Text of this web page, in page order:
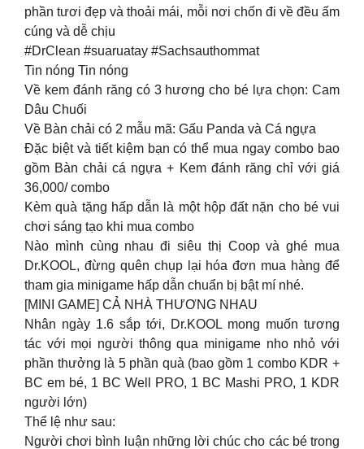
phần tươi đẹp và thoải mái, mỗi nơi chốn đi về đều ấm
cúng và dễ chịu
#DrClean #suaruatay #Sachsauthommat
Tin nóng Tin nóng
Về kem đánh răng có 3 hương cho bé lựa chọn: Cam
Dâu Chuối
Về Bàn chải có 2 mẫu mã: Gấu Panda và Cá ngựa
Đặc biệt và tiết kiệm bạn có thể mua ngay combo bao
gồm Bàn chải cá ngựa + Kem đánh răng chỉ với giá
36,000/ combo
Kèm quà tặng hấp dẫn là một hộp đất nặn cho bé vui
chơi sáng tạo khi mua combo
Nào mình cùng nhau đi siêu thị Coop và ghé mua
Dr.KOOL, đừng quên chụp lại hóa đơn mua hàng để
tham gia minigame hấp dẫn chuẩn bị bật mí nhé.
[MINI GAME] CẢ NHÀ THƯƠNG NHAU
Nhân ngày 1.6 sắp tới, Dr.KOOL mong muốn tương
tác với mọi người thông qua minigame nho nhỏ với
phần thưởng là 5 phần quà (bao gồm 1 combo KDR +
BC em bé, 1 BC Well PRO, 1 BC Mashi PRO, 1 KDR
người lớn)
Thể lệ như sau:
Người chơi bình luận những lời chúc cho các bé trong